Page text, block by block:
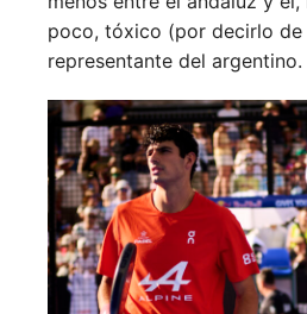
poco, tóxico (por decirlo de
representante del argentino.